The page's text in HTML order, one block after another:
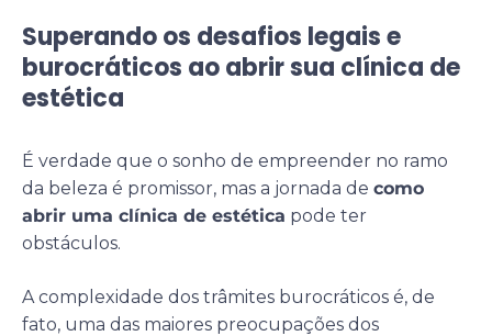
Superando os desafios legais e
burocráticos ao abrir sua clínica de
estética
É verdade que o sonho de empreender no ramo
da beleza é promissor, mas a jornada de como
abrir uma clínica de estética pode ter
obstáculos.
A complexidade dos trâmites burocráticos é, de
fato, uma das maiores preocupações dos